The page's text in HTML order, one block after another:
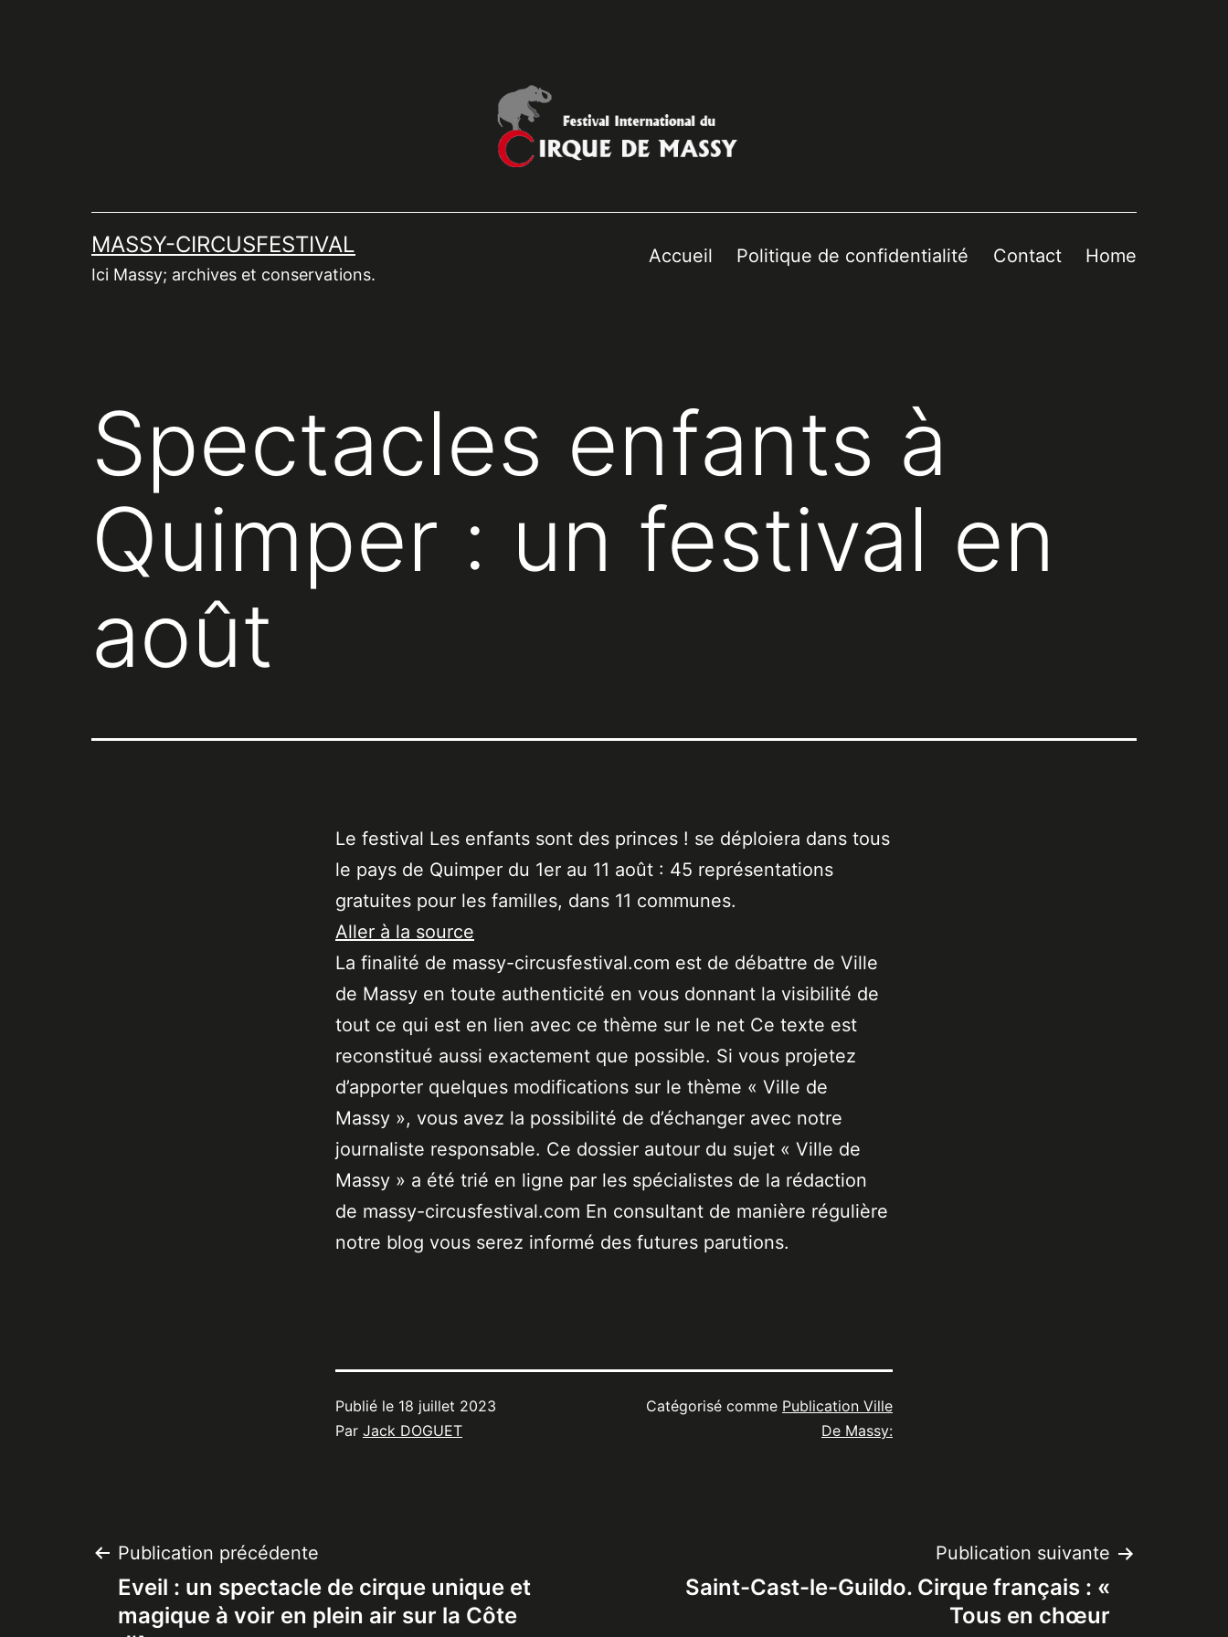
MASSY-CIRCUSFESTIVAL
Ici Massy; archives et conservations.
Accueil Politique de confidentialité Contact Home
Spectacles enfants à
Quimper : un festival en
août
Le festival Les enfants sont des princes ! se déploiera dans tous
le pays de Quimper du 1er au 11 août : 45 représentations
gratuites pour les familles, dans 11 communes.
Aller à la source
La finalité de massy-circusfestival.com est de débattre de Ville
de Massy en toute authenticité en vous donnant la visibilité de
tout ce qui est en lien avec ce thème sur le net Ce texte est
reconstitué aussi exactement que possible. Si vous projetez
d’apporter quelques modifications sur le thème « Ville de
Massy », vous avez la possibilité de d’échanger avec notre
journaliste responsable. Ce dossier autour du sujet « Ville de
Massy » a été trié en ligne par les spécialistes de la rédaction
de massy-circusfestival.com En consultant de manière régulière
notre blog vous serez informé des futures parutions.
Publié le 18 juillet 2023
Par Jack DOGUET
Catégorisé comme Publication Ville
De Massy:
Navigation
de
Publication précédente
Eveil : un spectacle de cirque unique et
magique à voir en plein air sur la Côte
Publication suivante
Saint-Cast-le-Guildo. Cirque français : «
Tous en chœur